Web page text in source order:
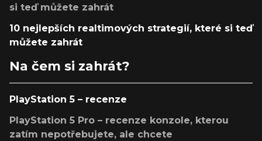
si teď můžete zahrát
10 nejlepších realtimových strategií, které si teď
můžete zahrát
Na čem si zahrát?
PlayStation 5 – recenze
PlayStation 5 Pro – recenze konzole, kterou
zatím nepotřebujete, ale chcete